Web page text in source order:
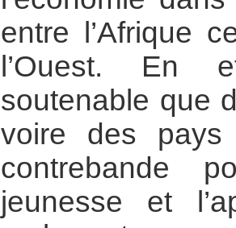
entre l’Afrique
l’Ouest. En
soutenable que
voire des
contrebande
jeunesse et